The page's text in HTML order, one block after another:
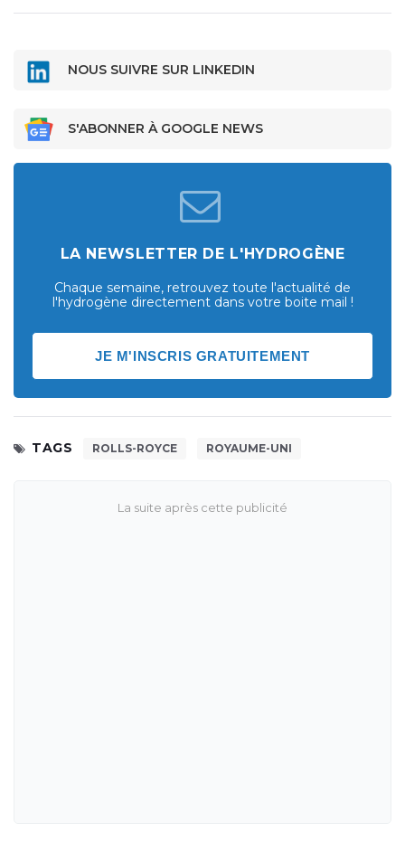
NOUS SUIVRE SUR LINKEDIN
S'ABONNER À GOOGLE NEWS
LA NEWSLETTER DE L'HYDROGÈNE
Chaque semaine, retrouvez toute l'actualité de
l'hydrogène directement dans votre boite mail !
JE M'INSCRIS GRATUITEMENT
TAGS ROLLS-ROYCE ROYAUME-UNI